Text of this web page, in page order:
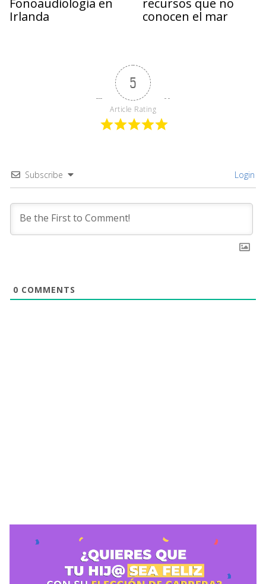
Fonoaudiología en
Irlanda
recursos que no
conocen el mar
5
Article Rating
Subscribe Login
0 COMMENTS